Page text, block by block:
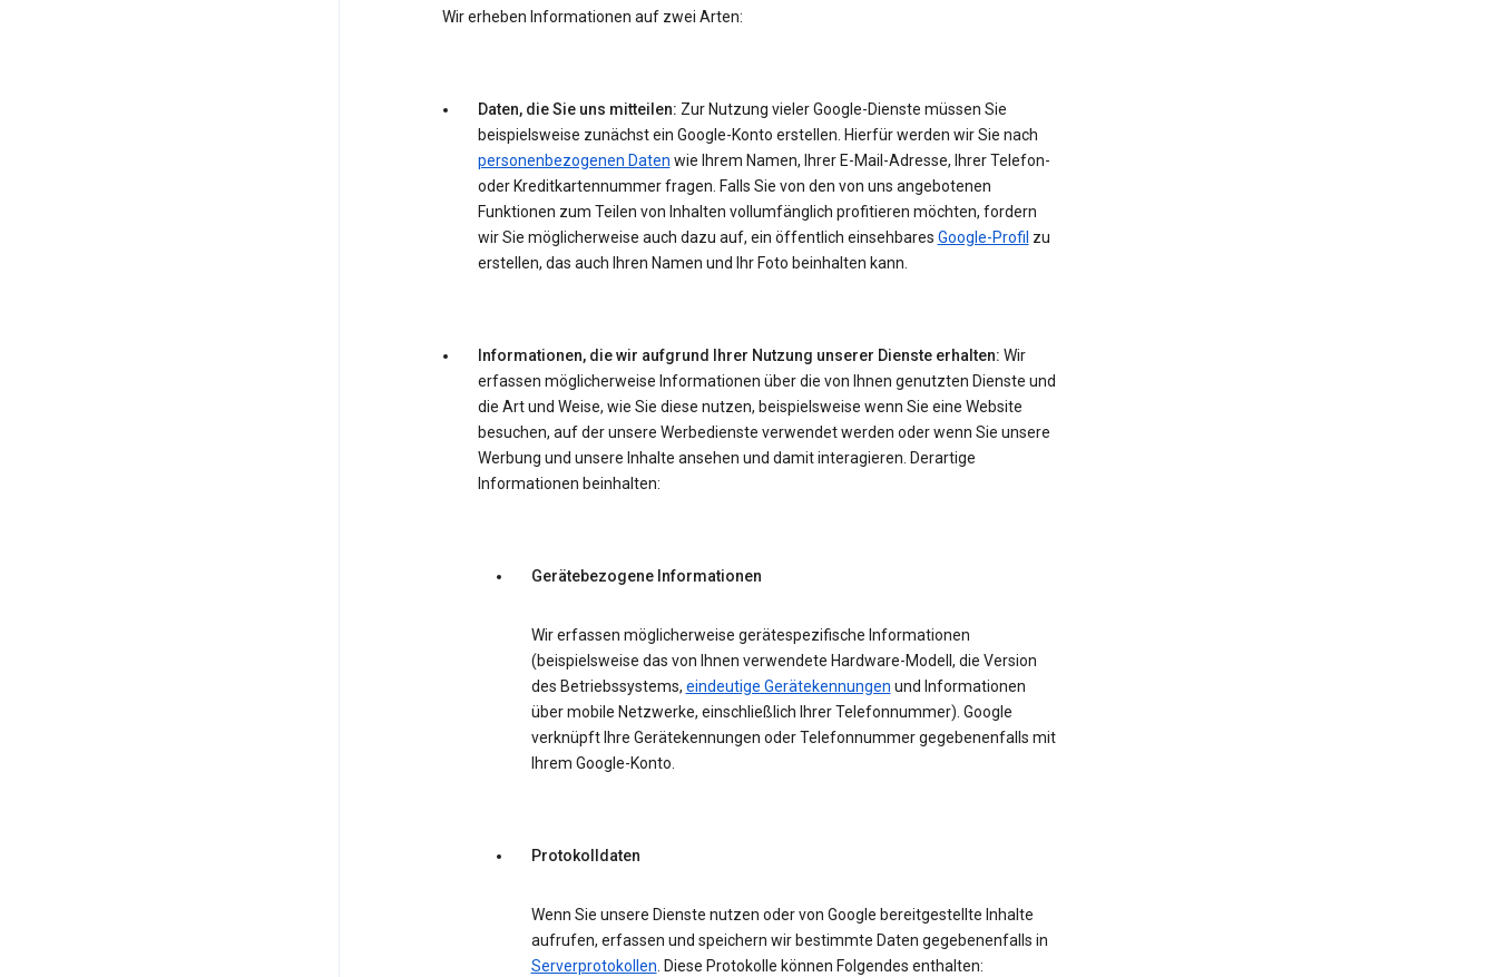
Wir erheben Informationen auf zwei Arten:
Daten, die Sie uns mitteilen: Zur Nutzung vieler Google-Dienste müssen Sie
beispielsweise zunächst ein Google-Konto erstellen. Hierfür werden wir Sie nach
personenbezogenen Daten wie Ihrem Namen, Ihrer E-Mail-Adresse, Ihrer Telefon-
oder Kreditkartennummer fragen. Falls Sie von den von uns angebotenen
Funktionen zum Teilen von Inhalten vollumfänglich profitieren möchten, fordern
wir Sie möglicherweise auch dazu auf, ein öffentlich einsehbares Google-Profil zu
erstellen, das auch Ihren Namen und Ihr Foto beinhalten kann.
Informationen, die wir aufgrund Ihrer Nutzung unserer Dienste erhalten: Wir
erfassen möglicherweise Informationen über die von Ihnen genutzten Dienste und
die Art und Weise, wie Sie diese nutzen, beispielsweise wenn Sie eine Website
besuchen, auf der unsere Werbedienste verwendet werden oder wenn Sie unsere
Werbung und unsere Inhalte ansehen und damit interagieren. Derartige
Informationen beinhalten:
Gerätebezogene Informationen
Wir erfassen möglicherweise gerätespezifische Informationen
(beispielsweise das von Ihnen verwendete Hardware-Modell, die Version
des Betriebssystems, eindeutige Gerätekennungen und Informationen
über mobile Netzwerke, einschließlich Ihrer Telefonnummer). Google
verknüpft Ihre Gerätekennungen oder Telefonnummer gegebenenfalls mit
Ihrem Google-Konto.
Protokolldaten
Wenn Sie unsere Dienste nutzen oder von Google bereitgestellte Inhalte
aufrufen, erfassen und speichern wir bestimmte Daten gegebenenfalls in
Serverprotokollen. Diese Protokolle können Folgendes enthalten: